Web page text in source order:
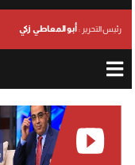
رئيس التحرير : أبو المعاطي زكي